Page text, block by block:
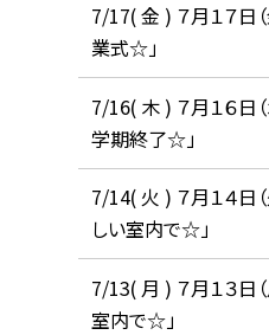
7/17( 金 ) ７月１７日
業式☆」
7/16( 木 ) ７月１６日（
学期終了☆」
7/14( 火 ) ７月１４日
しい室内で☆」
7/13( 月 ) ７月１３日
室内で☆」